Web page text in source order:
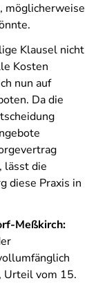
möglicherweise
Klausel nicht
Kosten
nun auf
Da die
lässt die
diese Praxis in
Meßkirch:
, Urteil vom 15.